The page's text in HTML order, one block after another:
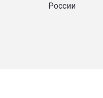
России